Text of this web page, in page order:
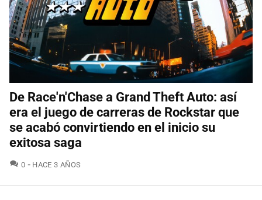
De Race'n'Chase a Grand Theft Auto: así
era el juego de carreras de Rockstar que
se acabó convirtiendo en el inicio su
exitosa saga
0 COMENTARIOS
HACE 3 AÑOS